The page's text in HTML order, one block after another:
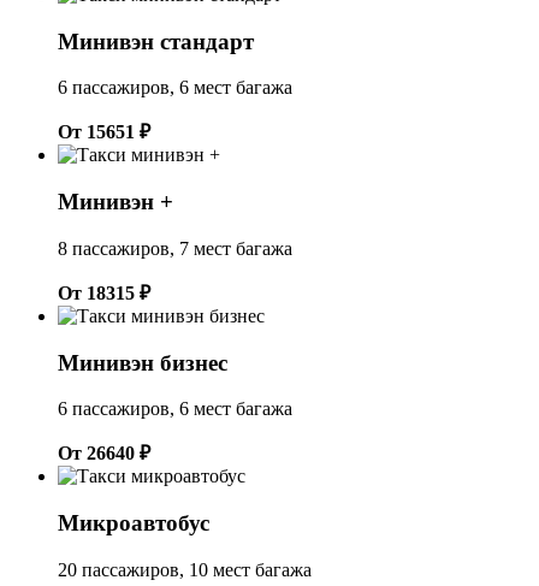
Минивэн стандарт
6 пассажиров, 6 мест багажа
От 15651 ₽
Минивэн +
8 пассажиров, 7 мест багажа
От 18315 ₽
Минивэн бизнес
6 пассажиров, 6 мест багажа
От 26640 ₽
Микроавтобус
20 пассажиров, 10 мест багажа